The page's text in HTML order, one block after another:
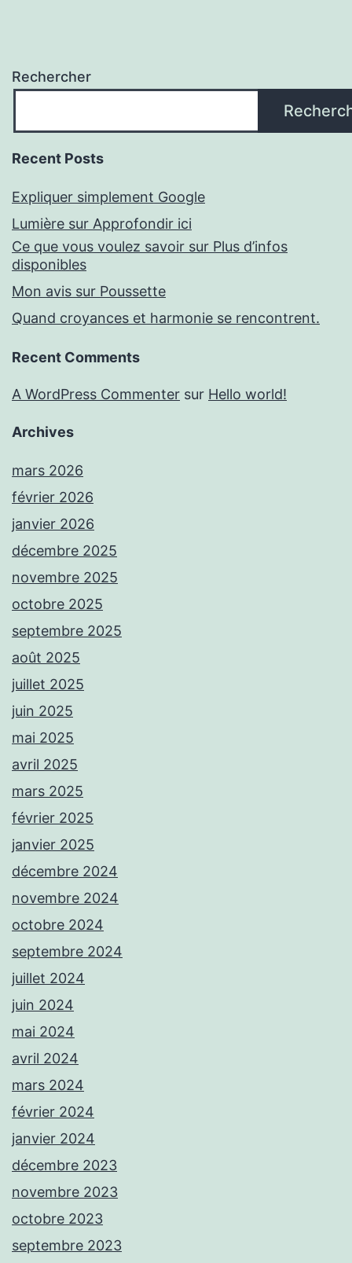
Rechercher
Recent Posts
Expliquer simplement Google
Lumière sur Approfondir ici
Ce que vous voulez savoir sur Plus d’infos
disponibles
Mon avis sur Poussette
Quand croyances et harmonie se rencontrent.
Recent Comments
A WordPress Commenter sur Hello world!
Archives
mars 2026
février 2026
janvier 2026
décembre 2025
novembre 2025
octobre 2025
septembre 2025
août 2025
juillet 2025
juin 2025
mai 2025
avril 2025
mars 2025
février 2025
janvier 2025
décembre 2024
novembre 2024
octobre 2024
septembre 2024
juillet 2024
juin 2024
mai 2024
avril 2024
mars 2024
février 2024
janvier 2024
décembre 2023
novembre 2023
octobre 2023
septembre 2023